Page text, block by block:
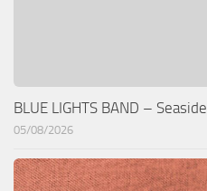
BLUE LIGHTS BAND – Seaside
05/08/2026